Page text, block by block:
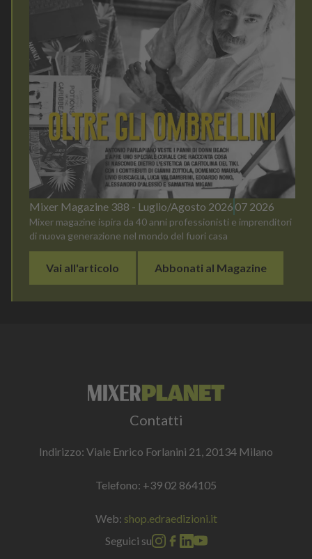
Mixer Magazine 388 - Luglio/Agosto 2026 07 2026
Mixer magazine ispira da 40 anni professionisti e imprenditori
di nuova generazione nel mondo del fuori casa
Vai all'articolo Abbonati al Magazine
Contatti
Indirizzo: Viale Enrico Forlanini 21, 20134 Milano
Telefono: +39 02 864105
Web: shop.edraedizioni.it
Seguici su